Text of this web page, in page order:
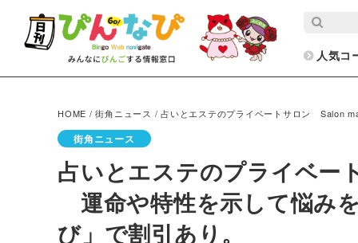
人気コ
HOME /街角ニュース / 占いとエステのプライベートサロン Salon
街角ニュース
占いとエステのプライベ
運命や特性を示して悩み
び」で割引あり。